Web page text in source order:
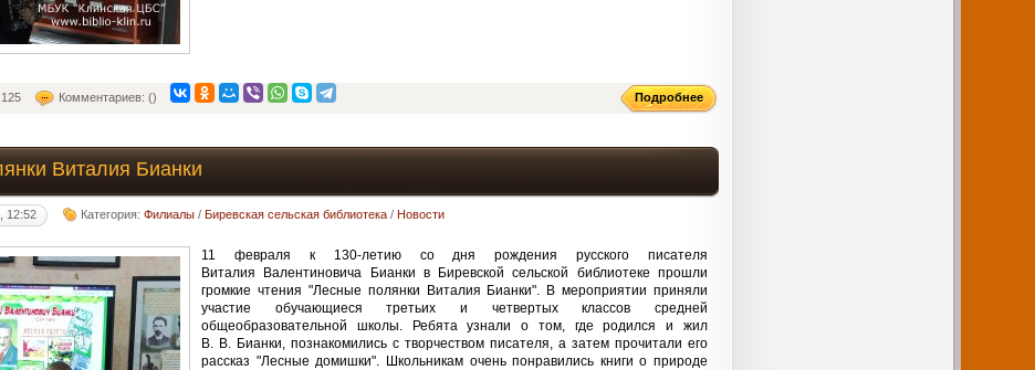
Подробнее
Комментариев: ()
Виталия Бианки
12:52 Категория:Филиалы /Биревская сельская библиотека /Новости
11 февраля к 130-летию со дня рождения русского писателя
Виталия Валентиновича Бианки в Биревской сельской библиотеке прошли
громкие чтения "Лесные полянки Виталия Бианки". В мероприятии приняли
участие обучающиеся третьих и четвертых классов средней
общеобразовательной школы. Ребята узнали о том, где родился и жил
В. В. Бианки, познакомились с творчеством писателя, а затем прочитали его
рассказ "Лесные домишки". Школьникам очень понравились книги о природе